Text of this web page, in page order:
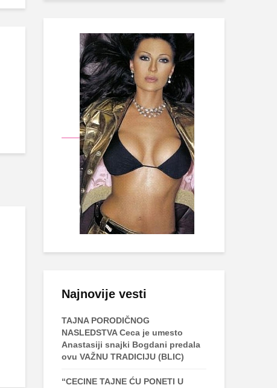
Najnovije vesti
TAJNA PORODIČNOG
NASLEDSTVA Ceca je umesto
Anastasiji snajki Bogdani predala
ovu VAŽNU TRADICIJU (BLIC)
“CECINE TAJNE ĆU PONETI U